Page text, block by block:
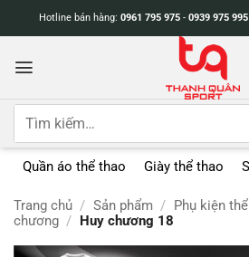
dung
Hotline bán hàng: 0961 795 975 - 0939 975 995
Tìm
Quần áo thể thao Giày thể thao
Trang chủ / Sản phẩm / Phụ kiện
chương / Huy chương 18